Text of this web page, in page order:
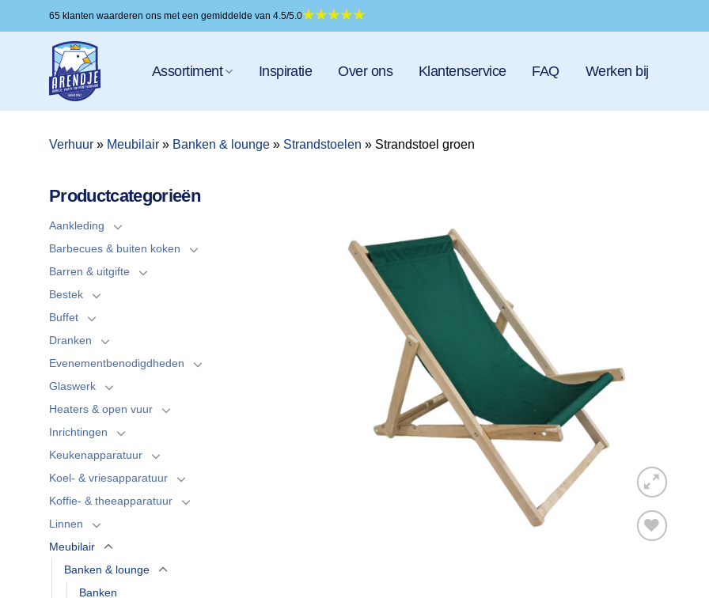
naar
65 klanten waarderen ons met een gemiddelde van 4.5/5.0
Assortiment Inspiratie Over ons Klantenservice FAQ Werken bij
Verhuur » Meubilair » Banken & lounge » Strandstoelen » Strandstoel groen
Productcategorieën
Aankleding
Barbecues & buiten koken
Barren & uitgifte
Bestek
Buffet
Dranken
Evenementbenodigdheden
Glaswerk
Heaters & open vuur
Inrichtingen
Keukenapparatuur
Koel- & vriesapparatuur
Koffie- & theeapparatuur
Linnen
Meubilair
Banken & lounge
Banken